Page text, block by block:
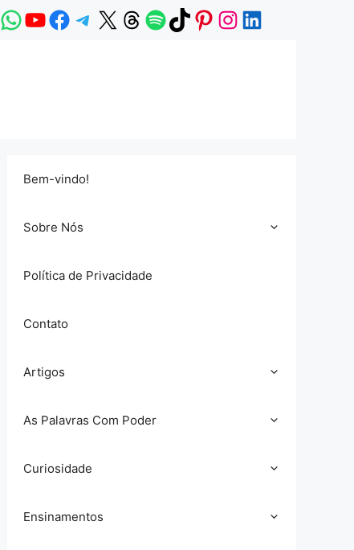
WhatsApp
YouTube
Facebook
Telegram
X Threads
Spotify
TikTok
Pinterest
Instagram
LinkedIn
Bem-vindo!
Sobre Nós
Política de Privacidade
Contato
Artigos
As Palavras Com Poder
Curiosidade
Ensinamentos